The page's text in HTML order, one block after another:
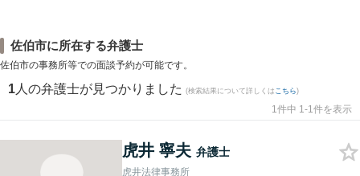
佐伯市に所在する弁護士
佐伯市の事務所等での面談予約が可能です。
1 人の弁護士が見つかりました (検索結果について詳しくは こちら)
1件中 1-1件を表示
虎井 寧夫 弁護士
虎井法律事務所